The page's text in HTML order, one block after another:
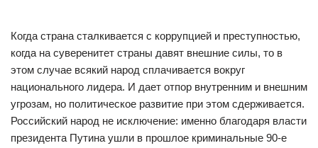
Когда страна сталкивается с коррупцией и преступностью,
когда на суверенитет страны давят внешние силы, то в
этом случае всякий народ сплачивается вокруг
национального лидера. И дает отпор внутренним и внешним
угрозам, но политическое развитие при этом сдерживается.
Российский народ не исключение: именно благодаря власти
президента Путина ушли в прошлое криминальные 90-е